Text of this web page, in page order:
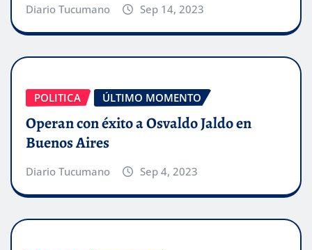
Diario Tucumano Sep 14, 2023
POLITICA ÚLTIMO MOMENTO
Operan con éxito a Osvaldo Jaldo en
Buenos Aires
Diario Tucumano Sep 4, 2023